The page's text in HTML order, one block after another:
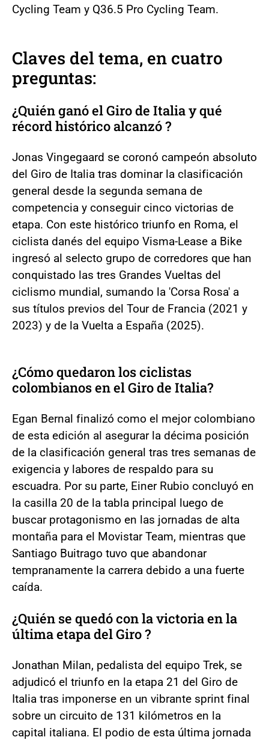
Cycling Team y Q36.5 Pro Cycling Team.
Claves del tema, en cuatro
preguntas:
¿Quién ganó el Giro de Italia y qué
récord histórico alcanzó ?
Jonas Vingegaard se coronó campeón absoluto
del Giro de Italia tras dominar la clasificación
general desde la segunda semana de
competencia y conseguir cinco victorias de
etapa. Con este histórico triunfo en Roma, el
ciclista danés del equipo Visma-Lease a Bike
ingresó al selecto grupo de corredores que han
conquistado las tres Grandes Vueltas del
ciclismo mundial, sumando la 'Corsa Rosa' a
sus títulos previos del Tour de Francia (2021 y
2023) y de la Vuelta a España (2025).
¿Cómo quedaron los ciclistas
colombianos en el Giro de Italia?
Egan Bernal finalizó como el mejor colombiano
de esta edición al asegurar la décima posición
de la clasificación general tras tres semanas de
exigencia y labores de respaldo para su
escuadra. Por su parte, Einer Rubio concluyó en
la casilla 20 de la tabla principal luego de
buscar protagonismo en las jornadas de alta
montaña para el Movistar Team, mientras que
Santiago Buitrago tuvo que abandonar
tempranamente la carrera debido a una fuerte
caída.
¿Quién se quedó con la victoria en la
última etapa del Giro ?
Jonathan Milan, pedalista del equipo Trek, se
adjudicó el triunfo en la etapa 21 del Giro de
Italia tras imponerse en un vibrante sprint final
sobre un circuito de 131 kilómetros en la
capital italiana. El podio de esta última jornada